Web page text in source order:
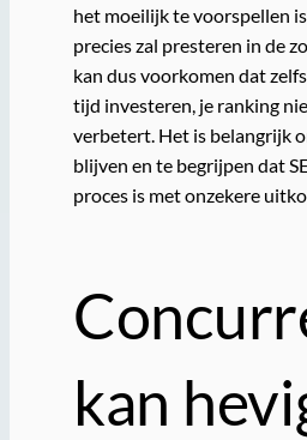
het moeilijk te voorspellen
precies zal presteren in de
kan dus voorkomen dat
tijd investeren, je ranking
verbetert. Het is belangrijk
blijven en te begrijpen dat
proces is met onzekere
kan